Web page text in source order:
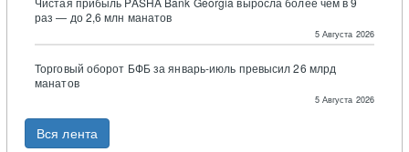
раз — до 2,6 млн манатов
5 Августа 2026
Торговый оборот БФБ за январь-июль превысил 26 млрд
манатов
5 Августа 2026
Вся лента